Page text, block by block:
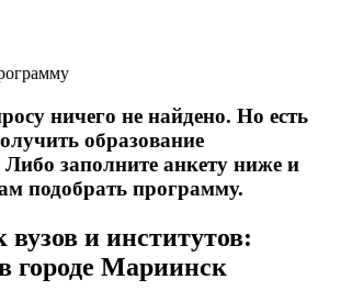
ничего не найдено. Но есть
образование
заполните анкету ниже и
подобрать программу.
и институтов:
городе Мариинск